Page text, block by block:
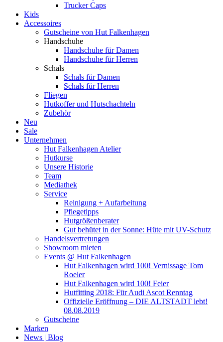
Trucker Caps
Kids
Accessoires
Gutscheine von Hut Falkenhagen
Handschuhe
Handschuhe für Damen
Handschuhe für Herren
Schals
Schals für Damen
Schals für Herren
Fliegen
Hutkoffer und Hutschachteln
Zubehör
Neu
Sale
Unternehmen
Hut Falkenhagen Atelier
Hutkurse
Unsere Historie
Team
Mediathek
Service
Reinigung + Aufarbeitung
Pflegetipps
Hutgrößenberater
Gut behütet in der Sonne: Hüte mit UV-Schutz
Handelsvertretungen
Showroom mieten
Events @ Hut Falkenhagen
Hut Falkenhagen wird 100! Vernissage Tom
Roeler
Hut Falkenhagen wird 100! Feier
Hutfitting 2018: Für Audi Ascot Renntag
Offizielle Eröffnung – DIE ALTSTADT lebt!
08.08.2019
Gutscheine
Marken
News | Blog